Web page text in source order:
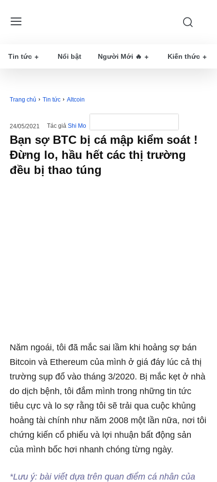
Tin tức Nổi bật Người Mới 🔥 Kiến thức
Trang chủ Tin tức Altcoin
24/05/2021 Tác giả Shi Mo
Bạn sợ BTC bị cá mập kiểm soát !
Đừng lo, hầu hết các thị trường
đều bị thao túng
Năm ngoái, tôi đã mắc sai lầm khi hoảng sợ bán
Bitcoin và Ethereum của mình ở giá đáy lúc cả thị
trường sụp đổ vào tháng 3/2020. Bị mắc kẹt ở nhà
do dịch bệnh, tôi đắm mình trong những tin tức
tiêu cực và lo sợ rằng tôi sẽ trải qua cuộc khủng
hoảng tài chính như năm 2008 một lần nữa, nơi tôi
chứng kiến ​​cổ phiếu và lợi nhuận bất động sản
của mình bốc hơi nhanh chóng từng ngày.
*Lưu ý: bài viết dựa trên quan điểm cá nhân của